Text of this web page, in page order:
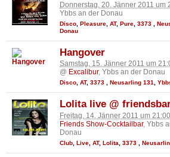
Donnerstag, 20. Jänner 2011 um
Ybbs an der Donau
Disco Pleasure AT, Pure 3373
Donau
Hangover
Samstag, 15. Jänner 2011 um
@ Excalibur, Ybbs an der Donau
Disco, AT, 3373 , Neusarling 131,
Lolita live @
Freitag, 14. Jänner 2011 um 21:00
Friends Show-Cocktailbar, Ybbs
Donau
Club Live AT, Lolita 3373